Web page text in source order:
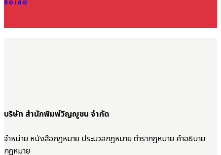
ซื้อเลย
บริษัท สำนักพิมพ์วิญญูชน จำกัด
จำหน่าย หนังสือกฎหมาย ประมวลกฎหมาย ตำรากฎหมาย คำอธิบาย
กฎหมาย